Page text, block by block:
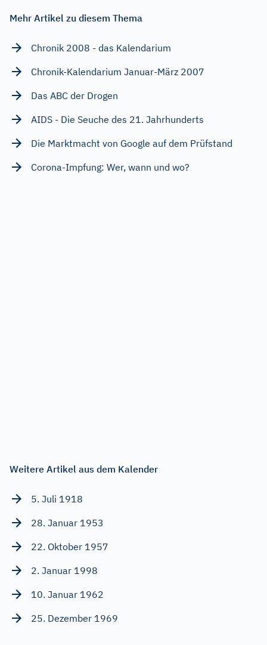
Mehr Artikel zu diesem Thema
Chronik 2008 - das Kalendarium
Chronik-Kalendarium Januar-März 2007
Das ABC der Drogen
AIDS - Die Seuche des 21. Jahrhunderts
Die Marktmacht von Google auf dem Prüfstand
Corona-Impfung: Wer, wann und wo?
Weitere Artikel aus dem Kalender
5. Juli 1918
28. Januar 1953
22. Oktober 1957
2. Januar 1998
10. Januar 1962
25. Dezember 1969